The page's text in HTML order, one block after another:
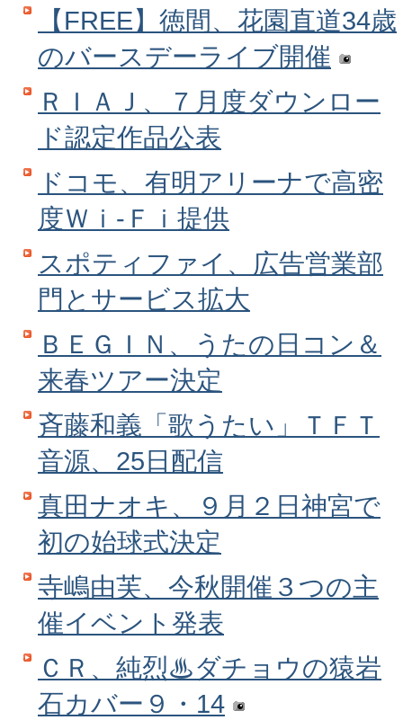
【FREE】徳間、花園直道34歳
のバースデーライブ開催
ＲＩＡＪ、７月度ダウンロー
ド認定作品公表
ドコモ、有明アリーナで高密
度Ｗｉ‐Ｆｉ提供
スポティファイ、広告営業部
門とサービス拡大
ＢＥＧＩＮ、うたの日コン＆
来春ツアー決定
斉藤和義「歌うたい」ＴＦＴ
音源、25日配信
真田ナオキ、９月２日神宮で
初の始球式決定
寺嶋由芙、今秋開催３つの主
催イベント発表
ＣＲ、純烈♨ダチョウの猿岩
石カバー９・14